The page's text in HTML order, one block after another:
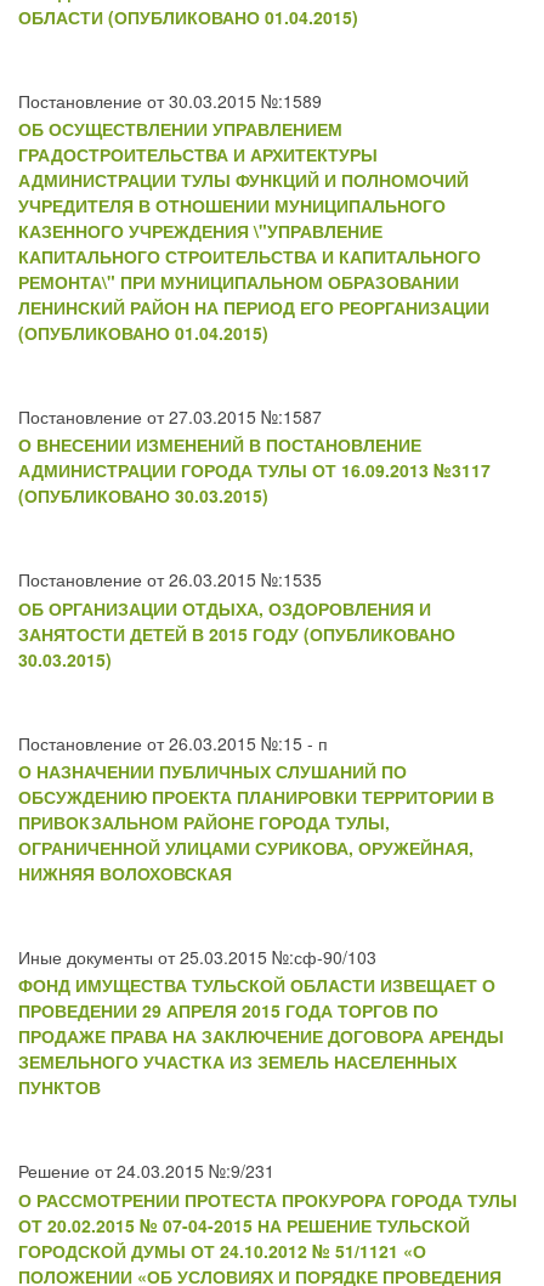
ОБЛАСТИ (ОПУБЛИКОВАНО 01.04.2015)
Постановление от 30.03.2015 №:1589
ОБ ОСУЩЕСТВЛЕНИИ УПРАВЛЕНИЕМ
ГРАДОСТРОИТЕЛЬСТВА И АРХИТЕКТУРЫ
АДМИНИСТРАЦИИ ТУЛЫ ФУНКЦИЙ И ПОЛНОМОЧИЙ
УЧРЕДИТЕЛЯ В ОТНОШЕНИИ МУНИЦИПАЛЬНОГО
КАЗЕННОГО УЧРЕЖДЕНИЯ \"УПРАВЛЕНИЕ
КАПИТАЛЬНОГО СТРОИТЕЛЬСТВА И КАПИТАЛЬНОГО
РЕМОНТА\" ПРИ МУНИЦИПАЛЬНОМ ОБРАЗОВАНИИ
ЛЕНИНСКИЙ РАЙОН НА ПЕРИОД ЕГО РЕОРГАНИЗАЦИИ
(ОПУБЛИКОВАНО 01.04.2015)
Постановление от 27.03.2015 №:1587
О ВНЕСЕНИИ ИЗМЕНЕНИЙ В ПОСТАНОВЛЕНИЕ
АДМИНИСТРАЦИИ ГОРОДА ТУЛЫ ОТ 16.09.2013 №3117
(ОПУБЛИКОВАНО 30.03.2015)
Постановление от 26.03.2015 №:1535
ОБ ОРГАНИЗАЦИИ ОТДЫХА, ОЗДОРОВЛЕНИЯ И
ЗАНЯТОСТИ ДЕТЕЙ В 2015 ГОДУ (ОПУБЛИКОВАНО
30.03.2015)
Постановление от 26.03.2015 №:15 - п
О НАЗНАЧЕНИИ ПУБЛИЧНЫХ СЛУШАНИЙ ПО
ОБСУЖДЕНИЮ ПРОЕКТА ПЛАНИРОВКИ ТЕРРИТОРИИ В
ПРИВОКЗАЛЬНОМ РАЙОНЕ ГОРОДА ТУЛЫ,
ОГРАНИЧЕННОЙ УЛИЦАМИ СУРИКОВА, ОРУЖЕЙНАЯ,
НИЖНЯЯ ВОЛОХОВСКАЯ
Иные документы от 25.03.2015 №:сф-90/103
ФОНД ИМУЩЕСТВА ТУЛЬСКОЙ ОБЛАСТИ ИЗВЕЩАЕТ О
ПРОВЕДЕНИИ 29 АПРЕЛЯ 2015 ГОДА ТОРГОВ ПО
ПРОДАЖЕ ПРАВА НА ЗАКЛЮЧЕНИЕ ДОГОВОРА АРЕНДЫ
ЗЕМЕЛЬНОГО УЧАСТКА ИЗ ЗЕМЕЛЬ НАСЕЛЕННЫХ
ПУНКТОВ
Решение от 24.03.2015 №:9/231
О РАССМОТРЕНИИ ПРОТЕСТА ПРОКУРОРА ГОРОДА ТУЛЫ
ОТ 20.02.2015 № 07-04-2015 НА РЕШЕНИЕ ТУЛЬСКОЙ
ГОРОДСКОЙ ДУМЫ ОТ 24.10.2012 № 51/1121 «О
ПОЛОЖЕНИИ «ОБ УСЛОВИЯХ И ПОРЯДКЕ ПРОВЕДЕНИЯ